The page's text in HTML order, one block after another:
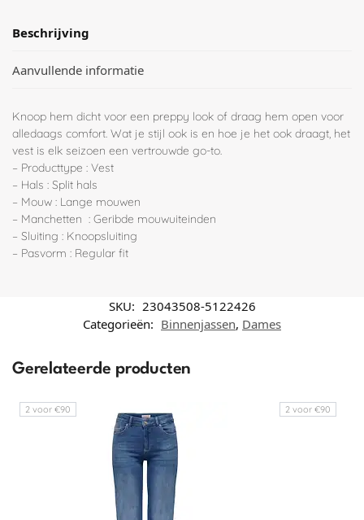
Beschrijving
Aanvullende informatie
Knoop hem dicht voor een preppy look of draag hem open voor
alledaags comfort. Wat je stijl ook is en hoe je het ook draagt, het
vest is elk seizoen een vertrouwde go-to.
– Producttype : Vest
– Hals : Split hals
– Mouw : Lange mouwen
– Manchetten : Geribde mouwuiteinden
– Sluiting : Knoopsluiting
– Pasvorm : Regular fit
SKU: 23043508-5122426
Categorieën: Binnenjassen, Dames
Gerelateerde producten
2 voor €90 2 voor €90